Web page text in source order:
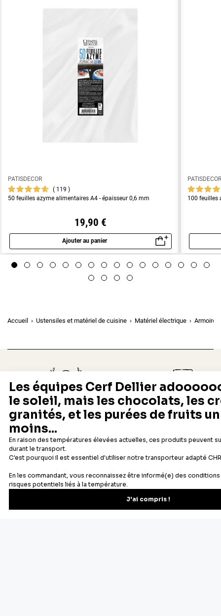
PATISDECOR
119
50 feuilles azyme alimentaires A4 - épaisseur 0,6 mm
19,90 €
Ajouter au panier
Aperçu rapide
100 feuilles
Accueil Ustensiles et matériel de cuisine Matériel électrique
Depuis 1932
Fabricant français reconnu
Livraison rapide 24/48h
Offerte dès 69 € en point
Newsletter
Recevez les recettes, astuces et offres spéciales.